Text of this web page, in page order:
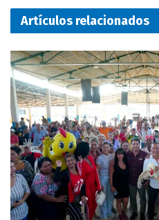
Artículos relacionados